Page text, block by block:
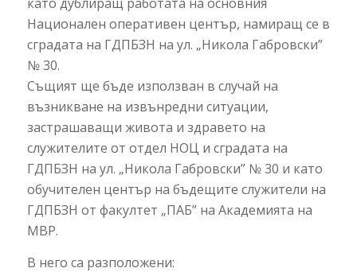
Национален оперативен център, намиращ се в
сградата на ГДПБЗН на ул. „Никола Габровски”
№ 30.
Същият ще бъде използван в случай на
възникване на извънредни ситуации,
застрашаващи живота и здравето на
служителите от отдел НОЦ и сградата на
ГДПБЗН на ул. „Никола Габровски” № 30 и като
обучителен център на бъдещите служители на
ГДПБЗН от факултет „ПАБ” на Академията на
МВР.
В него са разположени: